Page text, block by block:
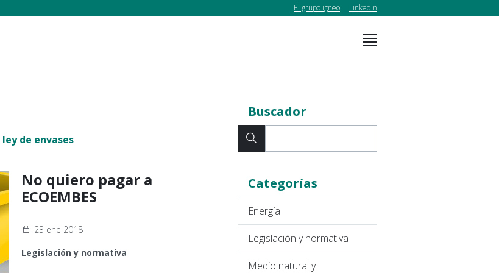
El grupo igneo Linkedin
Buscador
Categorías
Energía
Legislación y normativa
Medio natural y
ley de envases
No quiero pagar a
ECOEMBES
23 ene 2018
Legislación y normativa